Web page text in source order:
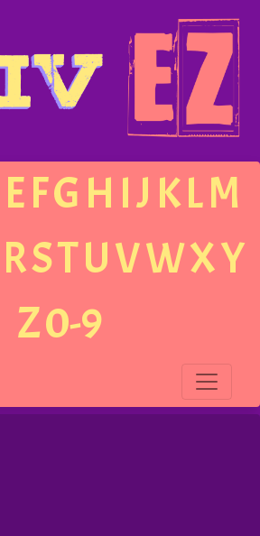
EFGH IJ KLM
RSTUVWXY
Z0-9